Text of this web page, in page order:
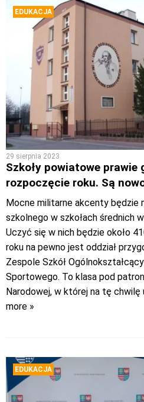
EDUKACJA
29 sierpnia 2023
Szkoły powiatowe prawie
rozpoczęcie roku. Są
Mocne militarne akcenty będzie
szkolnego w szkołach średnich
Uczyć się w nich będzie około
roku na pewno jest oddział
Zespole Szkół
Sportowego. To klasa pod
Narodowej, w której na tę
more »
EDUKACJA